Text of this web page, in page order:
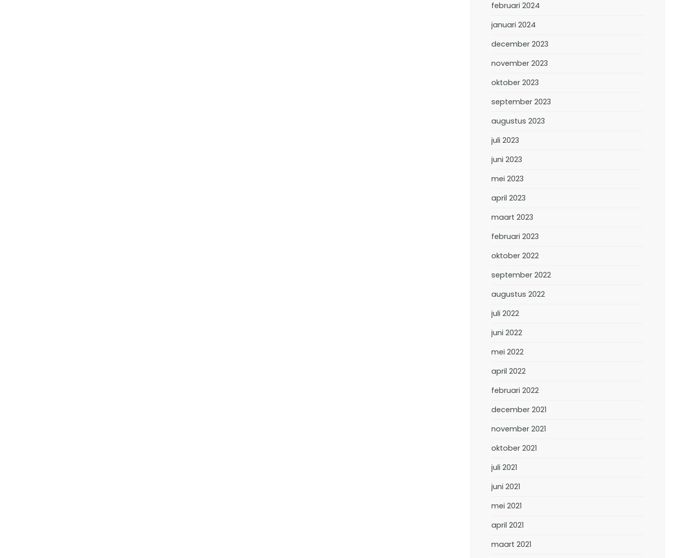
februari 2024
januari 2024
december 2023
november 2023
oktober 2023
september 2023
augustus 2023
juli 2023
juni 2023
mei 2023
april 2023
maart 2023
februari 2023
oktober 2022
september 2022
augustus 2022
juli 2022
juni 2022
mei 2022
april 2022
februari 2022
december 2021
november 2021
oktober 2021
juli 2021
juni 2021
mei 2021
april 2021
maart 2021